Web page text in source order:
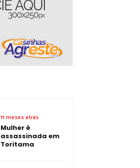
11 meses atrás
Mulher é
assassinada em
Toritama